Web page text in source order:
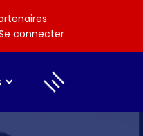
connecter